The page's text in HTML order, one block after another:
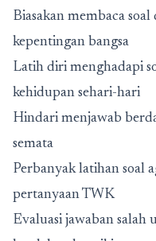
Biasakan membaca
kepentingan bangsa
Latih diri menghadapi
kehidupan sehari-hari
Hindari menjawab
semata
Perbanyak latihan soal
pertanyaan TWK
Evaluasi jawaban